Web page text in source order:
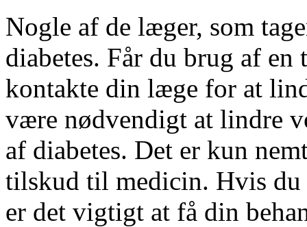
Nogle af de læger, som
diabetes. Får du brug af
kontakte din læge for at
være nødvendigt at lindre
af diabetes. Det er kun
tilskud til medicin. Hvis du
er det vigtigt at få din